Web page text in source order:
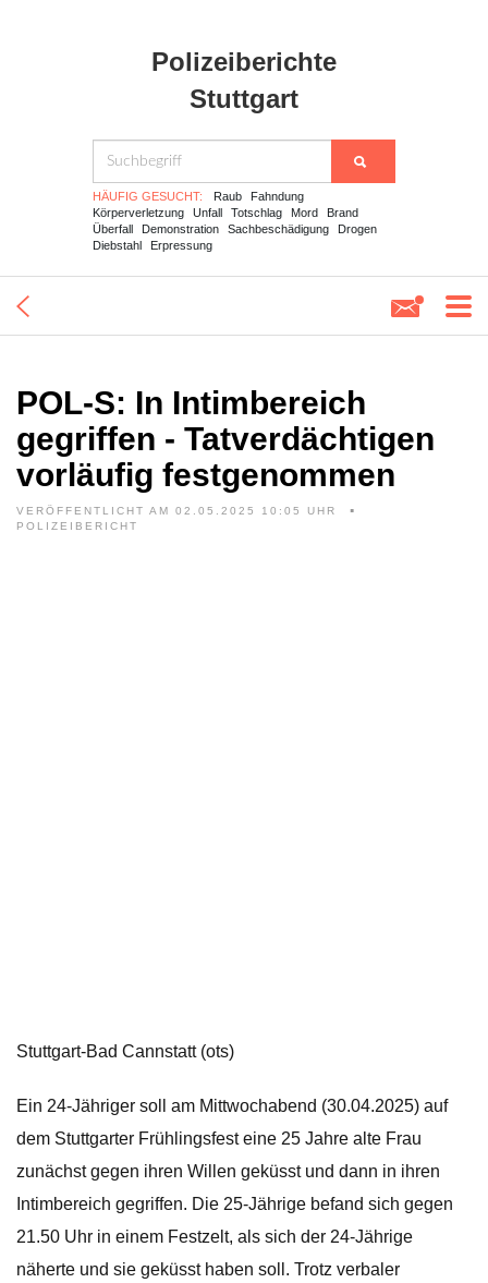
Polizeiberichte
Stuttgart
HÄUFIG GESUCHT: Raub
Fahndung
Körperverletzung
Unfall Totschlag Mord
Brand
Überfall
Demonstration Sachbeschädigung
Drogen
Diebstahl
Erpressung
POL-S: In Intimbereich
gegriffen - Tatverdächtigen
vorläufig festgenommen
VERÖFFENTLICHT AM 02.05.2025 10:05 UHR
POLIZEIBERICHT
Stuttgart-Bad Cannstatt (ots)
Ein 24-Jähriger soll am Mittwochabend (30.04.2025) auf
dem Stuttgarter Frühlingsfest eine 25 Jahre alte Frau
zunächst gegen ihren Willen geküsst und dann in ihren
Intimbereich gegriffen. Die 25-Jährige befand sich gegen
21.50 Uhr in einem Festzelt, als sich der 24-Jährige
näherte und sie geküsst haben soll. Trotz verbaler